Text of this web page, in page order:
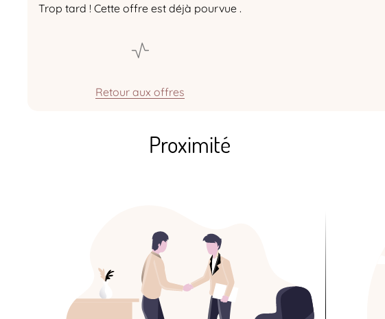
Trop tard ! Cette offre est déjà pourvue .
Retour aux offres
Proximité